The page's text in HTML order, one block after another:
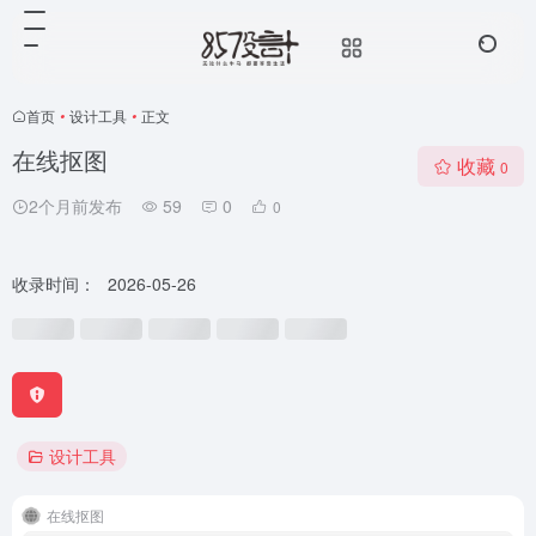
首页 • 设计工具 • 正文
在线抠图
2个月前发布 59 0 0
收藏 0
收录时间： 2026-05-26
设计工具
在线抠图